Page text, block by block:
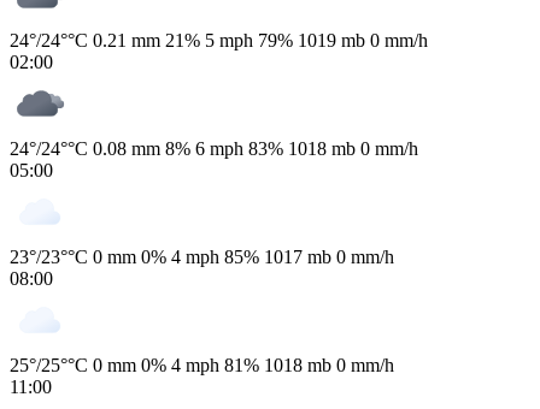
24°/24°°C 0.21 mm 21% 5 mph 79% 1019 mb 0 mm/h
02:00
24°/24°°C 0.08 mm 8% 6 mph 83% 1018 mb 0 mm/h
05:00
23°/23°°C 0 mm 0% 4 mph 85% 1017 mb 0 mm/h
08:00
25°/25°°C 0 mm 0% 4 mph 81% 1018 mb 0 mm/h
11:00